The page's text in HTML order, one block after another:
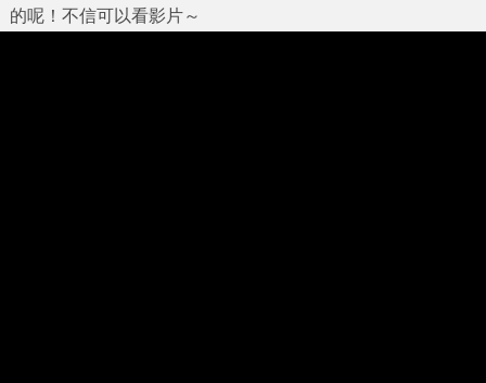
的呢！不信可以看影片～